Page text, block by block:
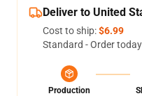
Deliver to United
Cost to ship:$6.99
Standard - Order
Production